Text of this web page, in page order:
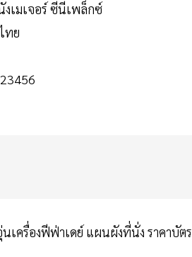
งเมเจอร์ ซีนีเพล็กซ์
ทย
เครื่องฟีฟ่าเดย์ แผนผังที่นั่ง ราคาบัตร